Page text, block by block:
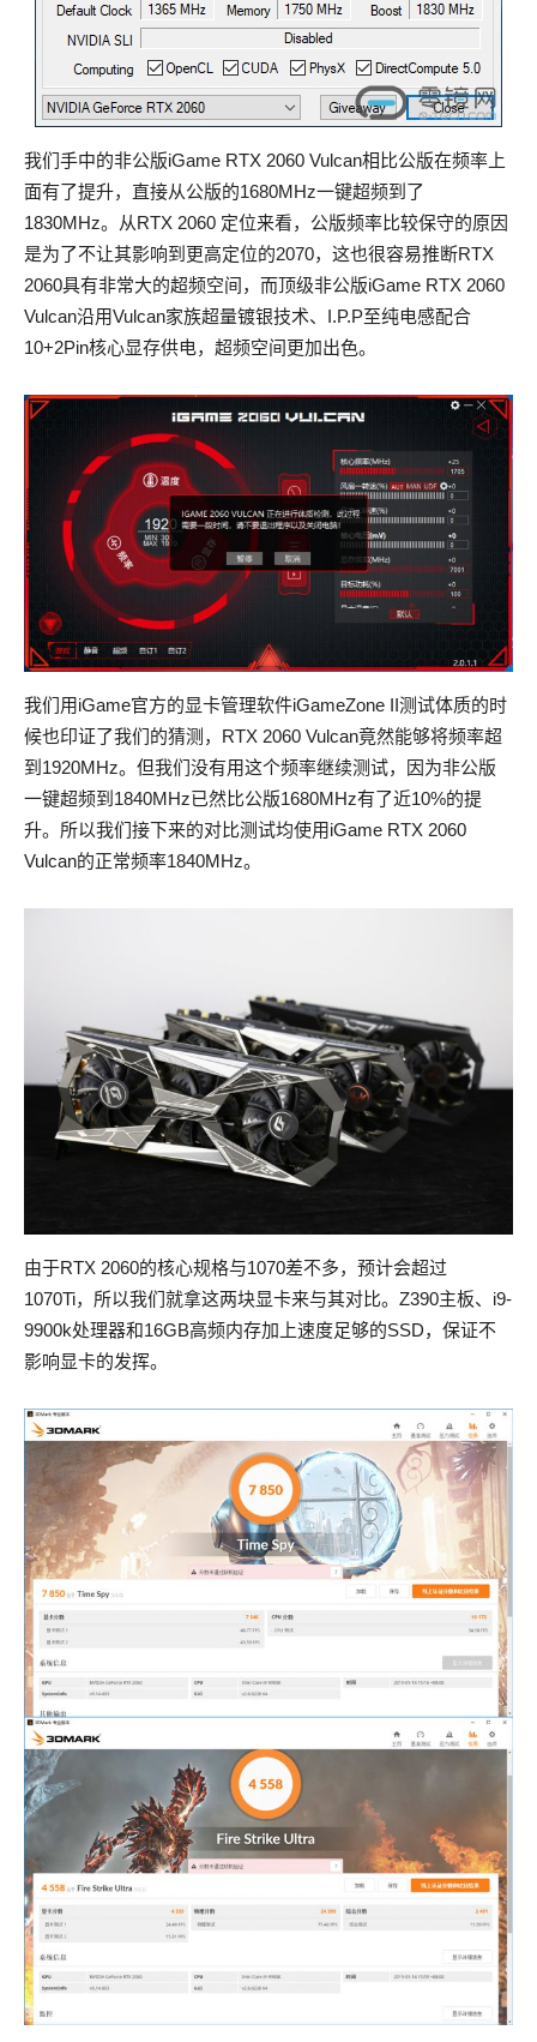
我们手中的非公版iGame RTX 2060 Vulcan相比公版在频率上
面有了提升，直接从公版的1680MHz一键超频到了
1830MHz。从RTX 2060 定位来看，公版频率比较保守的原因
是为了不让其影响到更高定位的2070，这也很容易推断RTX
2060具有非常大的超频空间，而顶级非公版iGame RTX 2060
Vulcan沿用Vulcan家族超量镀银技术、I.P.P至纯电感配合
10+2Pin核心显存供电，超频空间更加出色。
我们用iGame官方的显卡管理软件iGameZone II测试体质的时
候也印证了我们的猜测，RTX 2060 Vulcan竟然能够将频率超
到1920MHz。但我们没有用这个频率继续测试，因为非公版
一键超频到1840MHz已然比公版1680MHz有了近10%的提
升。所以我们接下来的对比测试均使用iGame RTX 2060
Vulcan的正常频率1840MHz。
由于RTX 2060的核心规格与1070差不多，预计会超过
1070Ti，所以我们就拿这两块显卡来与其对比。Z390主板、i9-
9900k处理器和16GB高频内存加上速度足够的SSD，保证不
影响显卡的发挥。